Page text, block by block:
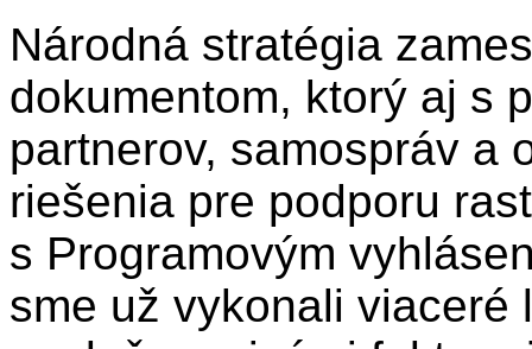
Národná stratégia
dokumentom, ktorý aj s
partnerov, samospráv a
riešenia pre podporu
s Programovým
sme už vykonali viaceré